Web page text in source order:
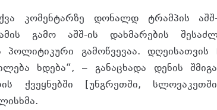
კომენტარზე დონალდ ტრამპის
გამო აშშ-ის დახმარების
პოლიტიკური გამოწვევაა.
ხდება“, – განაცხადა დენის
ქვეყნებში [უნგრეთში,